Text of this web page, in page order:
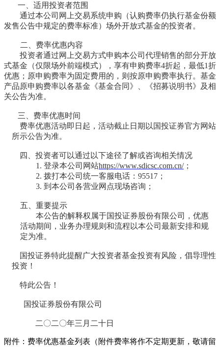
一、适用投资者范围
通过本公司网上交易系统申购（认购费率仍执行基金份额
发售公告中规定的费率标准） 场外开放式基金的投资者。
二、 费率优惠内容
投资者通过网上交易方式申购本公司代理销售的部分开放
式基金（仅限场外前端模式）
， 享有申购费率4折起，最低1折
优惠；原申购费率为固定费用的，则按原申购费率执行。基金
产品原申购费率以各基金《基金合同》、《招募说明书》及相
关公告为准。
三、 费率优惠时间
费率优惠活动即日起，活动截止日期以 国投证券官方网站
所示公告为准。
四、 投资者可以通过以下途径了解或咨询相关情况
1. 登录本公司网站https://www.sdicsc.com.cn/；
2. 拨打本公司统一客服电话： 95517；
3. 到本公司各营业网点现场咨询 ；
五、重要提示
本公告的解释权属于国投证券股份有限公司
， 优惠
活动期间，业务办理规则和流程以本公司 最新安排和规
定为准。
国投证券特此提醒广大投资者基金投资有风险，倡导理性
投资！
特此公告！
国投证券股份有限公司
二〇二〇年三月二十日
附件：费率优惠基金列表（附件费率将作不定期更新，敬请留